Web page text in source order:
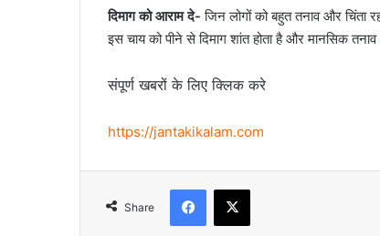
दिमाग को आराम दे-जिन लोगों को बहुत तनाव और चिंता
इस चाय को पीने से दिमाग शांत होता है और मानसिक
संपूर्ण खबरों के लिए क्लिक करे
https://jantakikalam.com
Share
Facebook
X